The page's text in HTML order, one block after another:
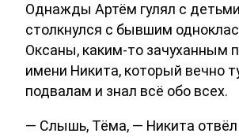
Однажды Артём гулял с
столкнулся с бывшим
Оксаны, каким-то зачуханным
имени Никита, который вечно
подвалам и знал всё обо всех.
— Слышь, Тёма, — Никита отвёл